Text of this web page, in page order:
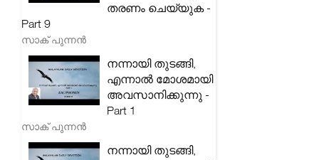
തരണം ചെയ്യുക -
Part 9
സാക് പുന്നൻ
നന്നായി തുടങ്ങി,
എന്നാൽ മോശമായി
അവസാനിക്കുന്നു -
Part 1
സാക് പുന്നൻ
നന്നായി തുടങ്ങി,